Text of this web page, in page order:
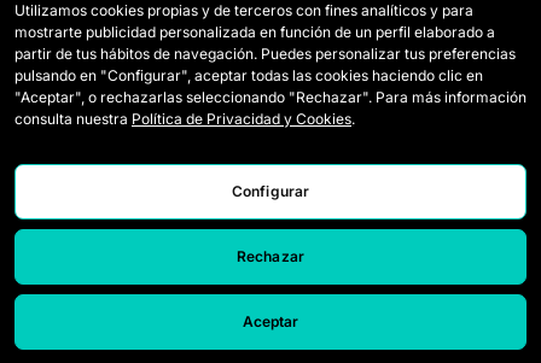
Joueuses Draft
Wildcards
Matchs
Comment se joue la Queens
Billetterie
Accréditations Presse
Travailler avec nous
Utilizamos cookies propias y de terceros con fines analíticos y para
mostrarte publicidad personalizada en función de un perfil elaborado a
partir de tus hábitos de navegación. Puedes personalizar tus preferencias
pulsando en "Configurar", aceptar todas las cookies haciendo clic en
"Aceptar", o rechazarlas seleccionando "Rechazar". Para más información
consulta nuestra Política de Privacidad y Cookies.
Configurar
Rechazar
Aceptar